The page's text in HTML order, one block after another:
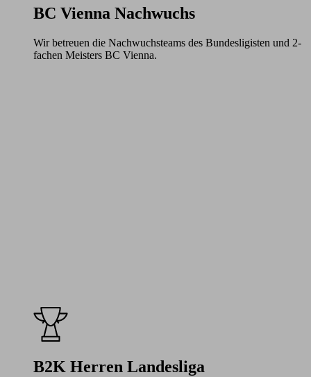
BC Vienna Nachwuchs
Wir betreuen die Nachwuchsteams des Bundesligisten und 2-
fachen Meisters BC Vienna.
B2K Herren Landesliga